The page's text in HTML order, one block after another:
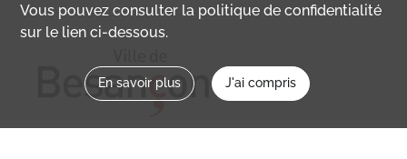
Vous pouvez consulter la politique de confidentialité
sur le lien ci-dessous.
En savoir plus J'ai compris